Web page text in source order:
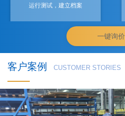
运行测试，建立档案
一键询价
客户案例 CUSTOMER STORIES